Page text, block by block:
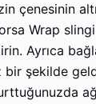
çenesinin
Wrap
Ayrıca
bir şekilde